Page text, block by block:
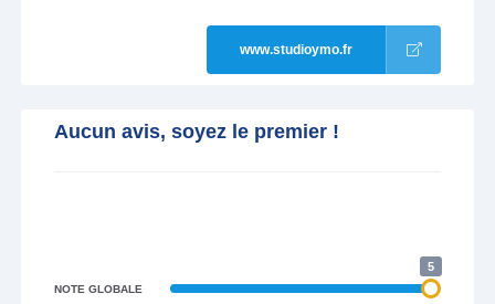
www.studioymo.fr
Aucun avis, soyez le premier !
NOTE GLOBALE
5